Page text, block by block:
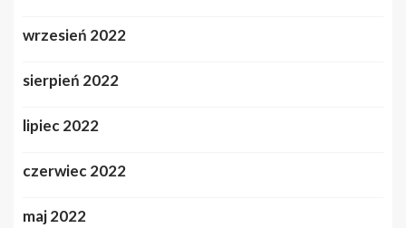
wrzesień 2022
sierpień 2022
lipiec 2022
czerwiec 2022
maj 2022